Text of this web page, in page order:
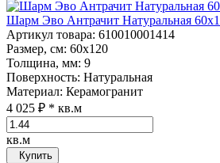
Шарм Эво Антрачит Натуральная
Артикул товара: 610010001414
Размер, см: 60x120
Толщина, мм: 9
Поверхность: Натуральная
Материал: Керамогранит
4 025 ₽ * кв.м
кв.м
Купить